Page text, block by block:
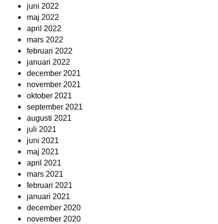
juni 2022
maj 2022
april 2022
mars 2022
februari 2022
januari 2022
december 2021
november 2021
oktober 2021
september 2021
augusti 2021
juli 2021
juni 2021
maj 2021
april 2021
mars 2021
februari 2021
januari 2021
december 2020
november 2020